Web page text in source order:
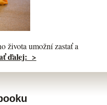
života umožní zastať a
ďalej: >